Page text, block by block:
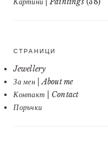
СТРАНИЦИ
Jewellery
За мен | About me
Контакт | Contact
Поръчки